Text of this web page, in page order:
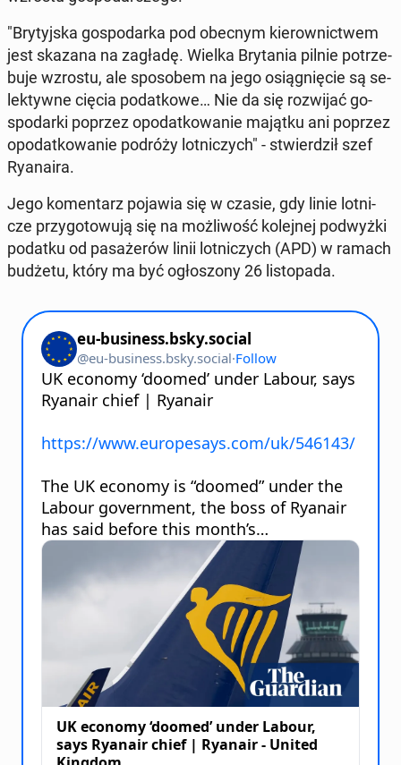
"Bry­tyj­ska go­spo­dar­ka pod obecnym kie­row­nic­twem
jest skazana na zagładę. Wielka Bry­ta­nia pilnie po­trze­
bu­je wzrostu, ale spo­so­bem na jego osią­gnię­cie są se­
lek­tyw­ne cięcia po­dat­ko­we… Nie da się roz­wi­jać go­
spo­dar­ki poprzez opo­dat­ko­wa­nie majątku ani poprzez
opo­dat­ko­wa­nie podróży lot­ni­czych" - stwier­dził szef
Ry­ana­ira.
Jego ko­men­tarz pojawia się w czasie, gdy linie lot­ni­
cze przy­go­to­wu­ją się na moż­li­wość ko­lej­nej pod­wyż­ki
podatku od pa­sa­że­rów linii lot­ni­czych (APD) w ramach
budżetu, który ma być ogło­szo­ny 26 li­sto­pa­da.